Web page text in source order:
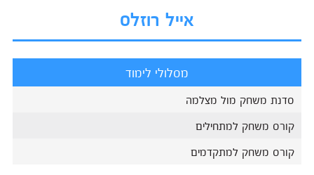
אייל רוזלס
מסלולי לימוד
סדנת משחק מול מצלמה
קורס משחק למתחילים
קורס משחק למתקדמים